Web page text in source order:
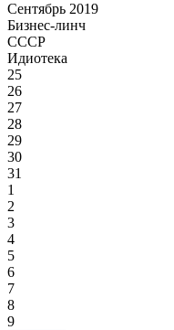
Сентябрь 2019
Бизнес-линч
СССР
Идиотека
25
26
27
28
29
30
31
1
2
3
4
5
6
7
8
9